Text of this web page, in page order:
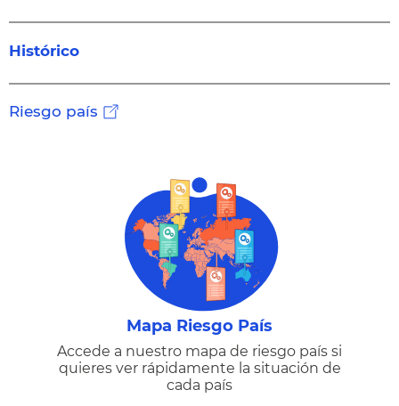
Histórico
Riesgo país
Mapa Riesgo País
Accede a nuestro mapa de riesgo país si
quieres ver rápidamente la situación de
cada país